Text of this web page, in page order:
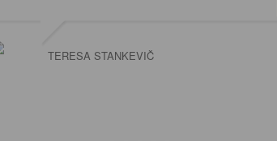
TERESA STANKEVIČ